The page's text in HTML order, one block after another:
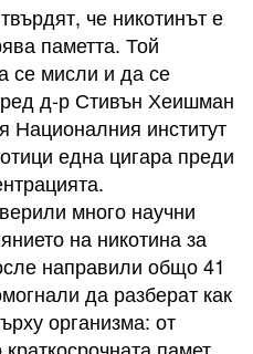
че никотинът е
паметта. Той
се мисли и да се
д-р Стивън Хеишман
Националния институт
една цигара преди
много научни
на никотина за
направили общо 41
да разберат как
организма: от